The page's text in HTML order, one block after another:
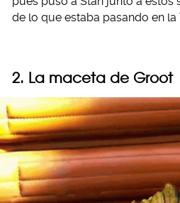
de lo que estaba pasando en la
2. La maceta de Groot